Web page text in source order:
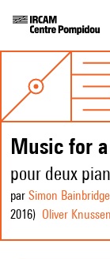
Music for
pour deux
par Simon Bainbridge
2016) Oliver Knussen